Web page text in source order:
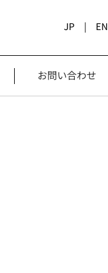
JP | EN
お問い合わせ